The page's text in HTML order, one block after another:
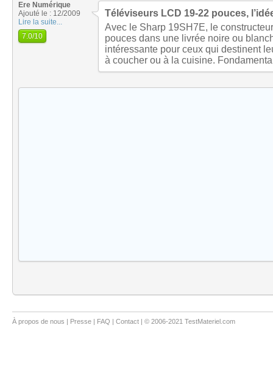
Ere Numérique
Ajouté le : 12/2009
Lire la suite...
7.0/10
Téléviseurs LCD 19-22 pouces,
Avec le Sharp 19SH7E, le
pouces dans une livrée noire ou
intéressante pour ceux qui destinent
à coucher ou à la cuisine.
À propos de nous | Presse | FAQ | Contact | © 2006-2021 TestMateriel.com